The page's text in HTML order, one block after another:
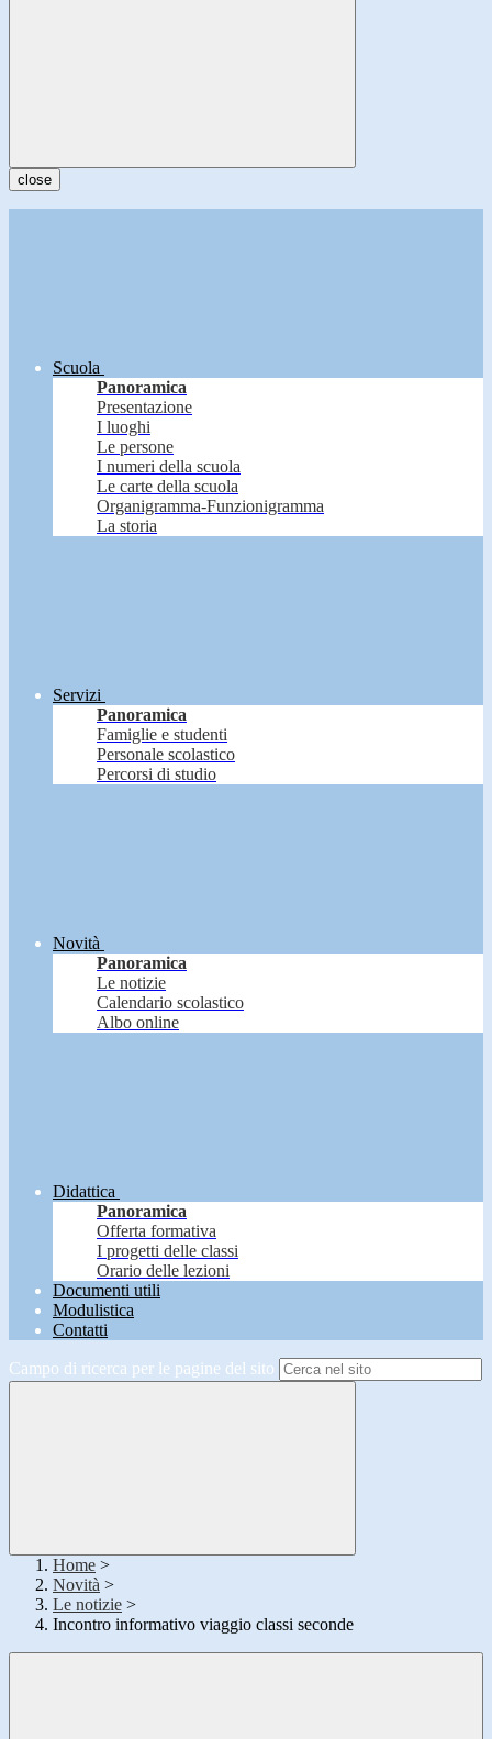
close
Scuola
Panoramica
Presentazione
I luoghi
Le persone
I numeri della scuola
Le carte della scuola
Organigramma-Funzionigramma
La storia
Servizi
Panoramica
Famiglie e studenti
Personale scolastico
Percorsi di studio
Novità
Panoramica
Le notizie
Calendario scolastico
Albo online
Didattica
Panoramica
Offerta formativa
I progetti delle classi
Orario delle lezioni
Documenti utili
Modulistica
Contatti
Campo di ricerca per le pagine del sito
Home >
Novità >
Le notizie >
Incontro informativo viaggio classi seconde